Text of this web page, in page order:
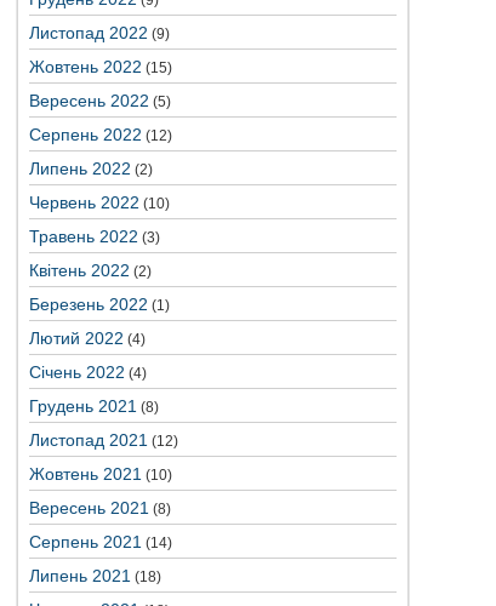
Листопад 2022 (9)
Жовтень 2022 (15)
Вересень 2022 (5)
Серпень 2022 (12)
Липень 2022 (2)
Червень 2022 (10)
Травень 2022 (3)
Квітень 2022 (2)
Березень 2022 (1)
Лютий 2022 (4)
Січень 2022 (4)
Грудень 2021(8)
Листопад 2021(12)
Жовтень 2021(10)
Вересень 2021(8)
Серпень 2021(14)
Липень 2021(18)